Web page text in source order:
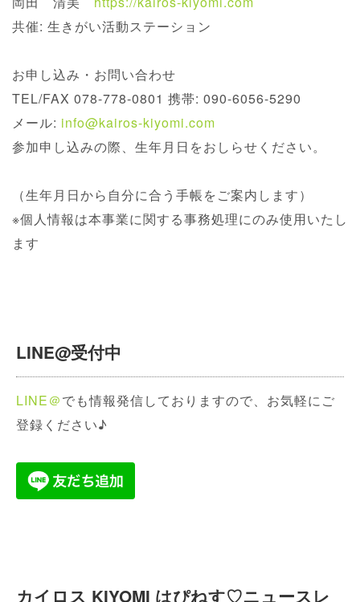
共催: 生きがい活動ステーション
お申し込み・お問い合わせ
TEL/FAX 078-778-0801 携帯: 090-6056-5290
メール: info@kairos-kiyomi.com
参加申し込みの際、生年月日をおしらせください。
（生年月日から自分に合う手帳をご案内します）
※個人情報は本事業に関する事務処理にのみ使用いたし
ます
LINE@受付中
LINE＠でも情報発信しておりますので、お気軽にご
登録ください♪
カイロス KIYOMI はぴねす♡ニュースレ